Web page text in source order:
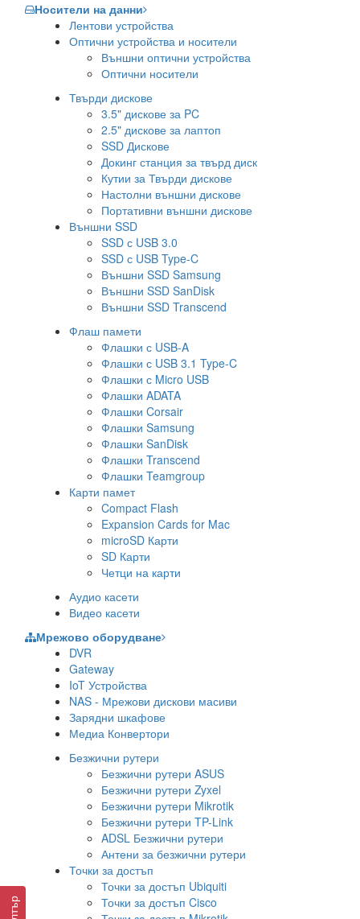
Носители на данни
Лентови устройства
Оптични устройства и носители
Външни оптични устройства
Оптични носители
Твърди дискове
3.5" дискове за PC
2.5" дискове за лаптоп
SSD Дискове
Докинг станция за твърд диск
Кутии за Твърди дискове
Настолни външни дискове
Портативни външни дискове
Външни SSD
SSD с USB 3.0
SSD с USB Type-C
Външни SSD Samsung
Външни SSD SanDisk
Външни SSD Transcend
Флаш памети
Флашки с USB-A
Флашки с USB 3.1 Type-C
Флашки с Micro USB
Флашки ADATA
Флашки Corsair
Флашки Samsung
Флашки SanDisk
Флашки Transcend
Флашки Teamgroup
Карти памет
Compact Flash
Expansion Cards for Mac
microSD Карти
SD Карти
Четци на карти
Аудио касети
Видео касети
Мрежово оборудване
DVR
Gateway
IoT Устройства
NAS - Мрежови дискови масиви
Зарядни шкафове
Медиа Конвертори
Безжични рутери
Безжични рутери ASUS
Безжични рутери Zyxel
Безжични рутери Mikrotik
Безжични рутери TP-Link
ADSL Безжични рутери
Антени за безжични рутери
Точки за достъп
Точки за достъп Ubiquiti
Точки за достъп Cisco